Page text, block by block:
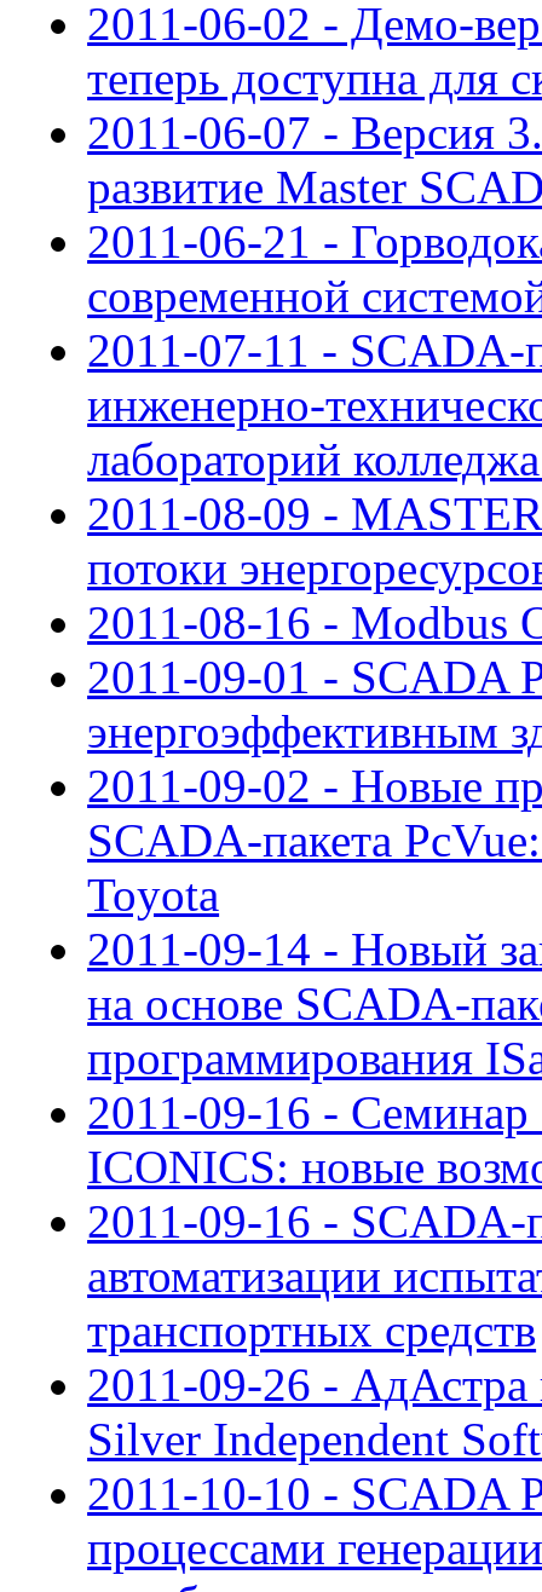
2011-06-02 - Демо-
теперь доступна для
2011-06-07 - Версия
развитие Master
2011-06-21 -
современной
2011-07-11 - SCADA-
инженерно-
лабораторий
2011-08-09 -
потоки
2011-08-16 - Modbus
2011-09-01 - SCADA
энергоэффективным
2011-09-02 - Новые
SCADA-пакета
Toyota
2011-09-14 - Новый
на основе SCADA-
программирования
2011-09-16 -
ICONICS: новые
2011-09-16 - SCADA-
автоматизации
транспортных средств
2011-09-26 - АдАстра
Silver Independent
2011-10-10 - SCADA
процессами